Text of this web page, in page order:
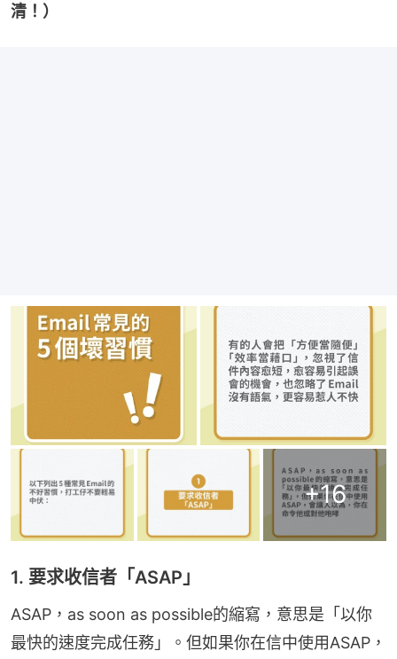
清！）
+16
1. 要求收信者「ASAP」
ASAP，as soon as possible的縮寫，意思是「以你
最快的速度完成任務」。但如果你在信中使用ASAP，